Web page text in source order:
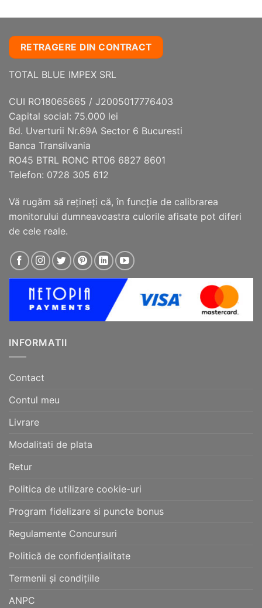
RETRAGERE DIN CONTRACT
TOTAL BLUE IMPEX SRL
CUI RO18065665 / J2005017776403
Capital social: 75.000 lei
Bd. Uverturii Nr.69A Sector 6 Bucuresti
Banca Transilvania
RO45 BTRL RONC RT06 6827 8601
Telefon: 0728 305 612
Vă rugăm să reţineţi că, în funcţie de calibrarea
monitorului dumneavoastra culorile afisate pot diferi
de cele reale.
INFORMATII
Contact
Contul meu
Livrare
Modalitati de plata
Retur
Politica de utilizare cookie-uri
Program fidelizare si puncte bonus
Regulamente Concursuri
Politică de confidențialitate
Termenii și condițiile
ANPC